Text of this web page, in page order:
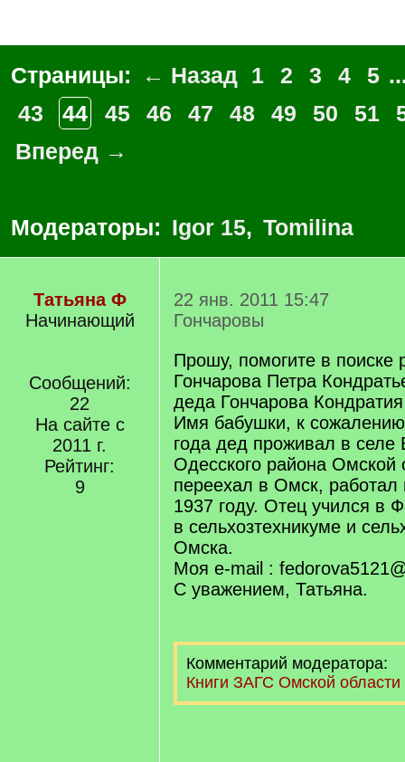
Страницы: ← Назад 1 2 3 4 5
43
44 45 46 47 48 49 50 51
Вперед →
Модераторы: Igor 15, Tomilina
Татьяна Ф
Начинающий
Сообщений:
22
На сайте с
2011 г.
Рейтинг:
9
22 янв. 2011 15:47
Гончаровы
Прошу, помогите в поиске
Гончарова Петра
деда Гончарова
Имя бабушки, к
года дед проживал в селе
Одесского района Омской
переехал в Омск,
1937 году. Отец учился в
в сельхозтехникуме и
Омска.
Моя e-mail :
С уважением, Татьяна.
Комментарий модератора:
Книги ЗАГС Омской области